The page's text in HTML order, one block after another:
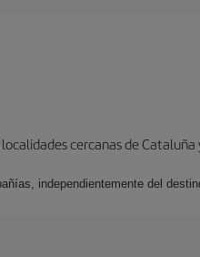
cercanas de
independientemente del